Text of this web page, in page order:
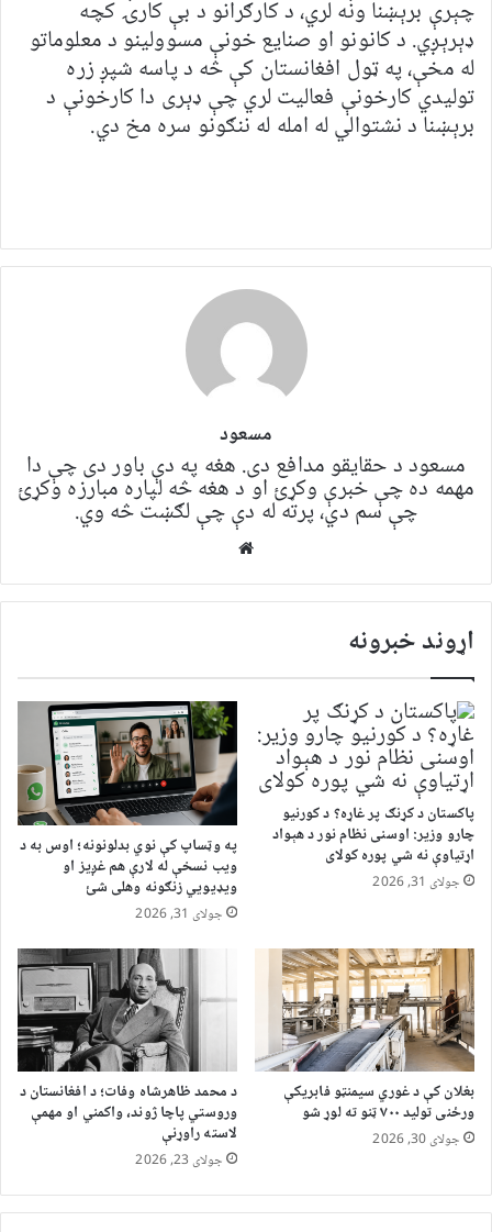
چېرې برېښنا ونه لري، د کارګرانو د بې کارۍ کچه
ډېرېږي. د کانونو او صنایع خونې مسوولینو د معلوماتو
له مخې، په ټول افغانستان کې څه د پاسه شپږ زره
تولیدي کارخونې فعالیت لري چې ډېری دا کارخونې د
برېښنا د نشتوالي له امله له ننګونو سره مخ دي.
مسعود
مسعود د حقایقو مدافع دی. هغه په ​​​​دې باور دی چې دا
مهمه ده چې خبرې وکړئ او د هغه څه لپاره مبارزه وکړئ
چې سم دي، پرته له دې چې لګښت څه وي.
اړوند خبرونه
پاکستان د کړنګ پر غاړه؟ د کورنیو
چارو وزیر: اوسنی نظام نور د هېواد
اړتیاوې نه شي پوره کولای
جولای 31, 2026
په وټساپ کې نوي بدلونونه؛ اوس به د
ویب نسخې له لارې هم غږیز او
ویډیويي زنګونه وهلی شئ
جولای 31, 2026
بغلان کې د غوري سیمنټو فابریکې
ورځنی تولید ۷۰۰ ټنو ته لوړ شو
جولای 30, 2026
د محمد ظاهرشاه وفات؛ د افغانستان د
وروستي پاچا ژوند، واکمني او مهمې
لاسته راوړنې
جولای 23, 2026